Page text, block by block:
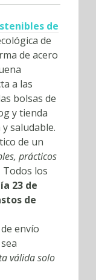
de
de
de acero
a las
bolsas de
y tienda
saludable.
de un
prácticos
Todos los
23 de
de
envío
válida solo